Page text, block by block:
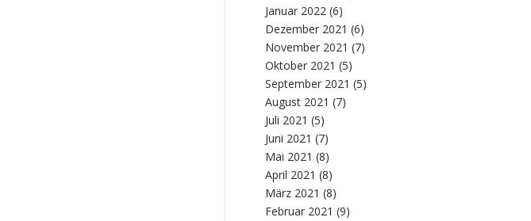
Januar 2022 (6)
Dezember 2021 (6)
November 2021 (7)
Oktober 2021 (5)
September 2021 (5)
August 2021 (7)
Juli 2021 (5)
Juni 2021 (7)
Mai 2021 (8)
April 2021 (8)
März 2021 (8)
Februar 2021 (9)